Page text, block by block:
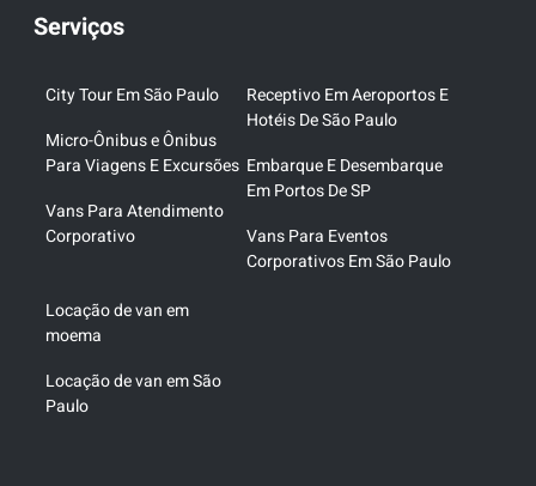
Serviços
City Tour Em São Paulo
Micro-Ônibus e Ônibus
Para Viagens E Excursões
Vans Para Atendimento
Corporativo
Receptivo Em Aeroportos E
Hotéis De São Paulo
Embarque E Desembarque
Em Portos De SP
Vans Para Eventos
Corporativos Em São Paulo
Locação de van em
moema
Locação de van em São
Paulo